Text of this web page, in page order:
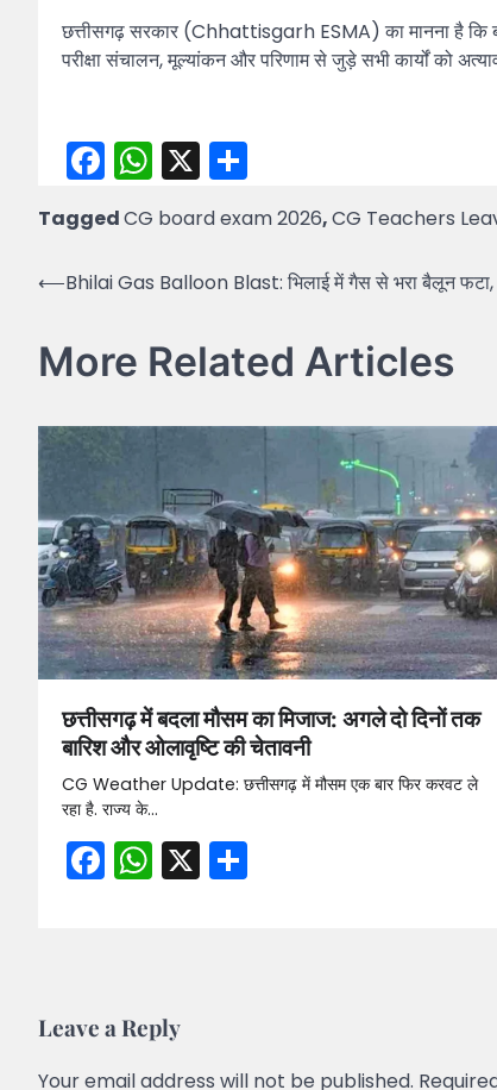
छत्तीसगढ़ सरकार (Chhattisgarh ESMA) का मानना है कि
परीक्षा संचालन, मूल्यांकन और परिणाम से जुड़े सभी कार्यों को
Facebook
WhatsApp
X
TaggedCG board exam 2026,CG Teachers
Post
⟵Bhilai Gas Balloon Blast: भिलाई में गैस से भरा बैलून
More Related Articles
छत्तीसगढ़ में बदला मौसम का मिजाज: अगले दो दिनों तक
बारिश और ओलावृष्टि की चेतावनी
CG Weather Update: छत्तीसगढ़ में मौसम एक बार फिर करवट ले
रहा है. राज्य के…
Facebook
WhatsApp
X
Leave a Reply
Your email address will not be published.